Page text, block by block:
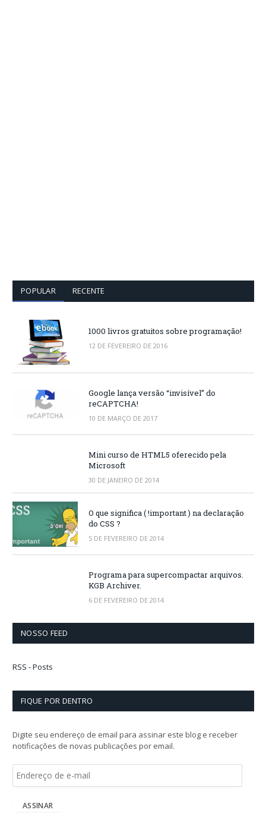
POPULAR RECENTE
1000 livros gratuitos sobre programação!
12 DE FEVEREIRO DE 2016
Google lança versão “invisível” do
reCAPTCHA!
10 DE MARÇO DE 2017
Mini curso de HTML5 oferecido pela
Microsoft
30 DE JANEIRO DE 2014
O que significa ( !important ) na declaração
do CSS ?
5 DE FEVEREIRO DE 2014
Programa para supercompactar arquivos.
KGB Archiver.
6 DE FEVEREIRO DE 2014
NOSSO FEED
RSS - Posts
FIQUE POR DENTRO
Digite seu endereço de email para assinar este blog e receber
notificações de novas publicações por email.
ASSINAR